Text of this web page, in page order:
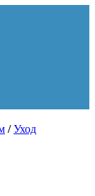
/Уход